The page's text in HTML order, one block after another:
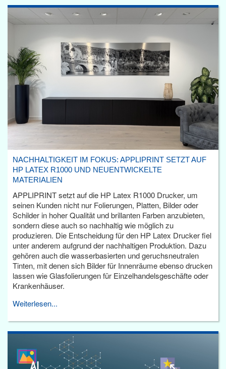
NACHHALTIGKEIT IM FOKUS: APPLIPRINT SETZT AUF
HP LATEX R1000 UND NEUENTWICKELTE
MATERIALIEN
APPLIPRINT setzt auf die HP Latex R1000 Drucker, um
seinen Kunden nicht nur Folierungen, Platten, Bilder oder
Schilder in hoher Qualität und brillanten Farben anzubieten,
sondern diese auch so nachhaltig wie möglich zu
produzieren. Die Entscheidung für den HP Latex Drucker fiel
unter anderem aufgrund der nachhaltigen Produktion. Dazu
gehören auch die wasserbasierten und geruchsneutralen
Tinten, mit denen sich Bilder für Innenräume ebenso drucken
lassen wie Glasfolierungen für Einzelhandelsgeschäfte oder
Krankenhäuser.
Weiterlesen...